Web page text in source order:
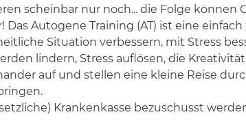
scheinbar nur noch... die Folge können
Autogene Training (AT) ist eine
Situation verbessern, mit Stress
lindern, Stress auflösen, die
auf und stellen eine kleine Reise
Krankenkasse bezuschusst